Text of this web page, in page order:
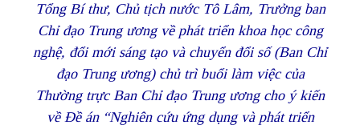
Tổng Bí thư, Chủ tịch nước Tô Lâm, Trưởng ban
Chỉ đạo Trung ương về phát triển khoa học công
nghệ, đổi mới sáng tạo và chuyển đổi số (Ban Chỉ
đạo Trung ương) chủ trì buổi làm việc của
Thường trực Ban Chỉ đạo Trung ương cho ý kiến
về Đề án “Nghiên cứu ứng dụng và phát triển